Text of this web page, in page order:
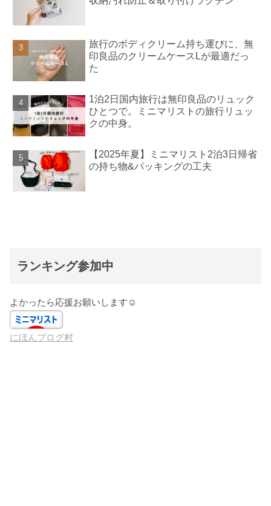
旅行のボディクリーム持ち運びに、無
印良品のクリームケースLが最適だっ
た
1泊2日国内旅行は無印良品のリュック
ひとつで。ミニマリストの旅行リュッ
クの中身。
【2025年夏】ミニマリスト2泊3日帰省
の持ち物&パッキングの工夫
ランキング参加中
よかったら応援お願いします☺️
にほんブログ村